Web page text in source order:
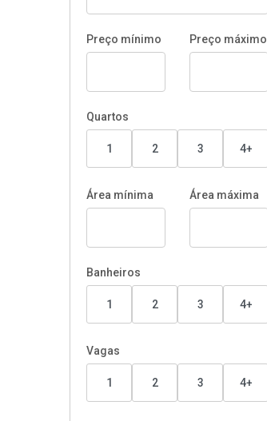
Preço mínimo Preço máximo
Quartos
1 2 3 4+
Área mínima Área máxima
Banheiros
1 2 3 4+
Vagas
1 2 3 4+